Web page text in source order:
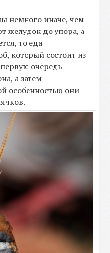
немного иначе, чем
желудок до упора, а
то еда
который состоит из
очередь
а затем
особенностью они